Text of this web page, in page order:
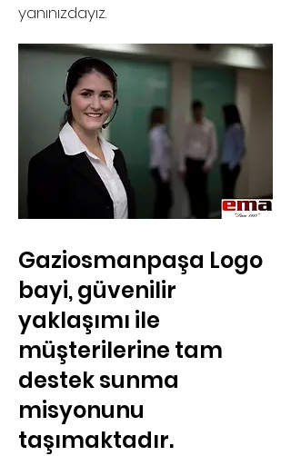
yanınızdayız.
Gaziosmanpaşa Logo
bayi, güvenilir
yaklaşımı ile
müşterilerine tam
destek sunma
misyonunu
taşımaktadır.